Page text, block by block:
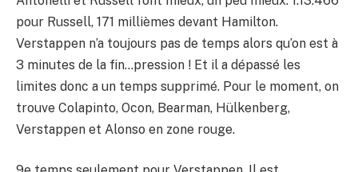
pour Russell, 171 millièmes devant Hamilton.
Verstappen n’a toujours pas de temps alors qu’on est à
3 minutes de la fin…pression ! Et il a dépassé les
limites donc a un temps supprimé. Pour le moment, on
trouve Colapinto, Ocon, Bearman, Hülkenberg,
Verstappen et Alonso en zone rouge.